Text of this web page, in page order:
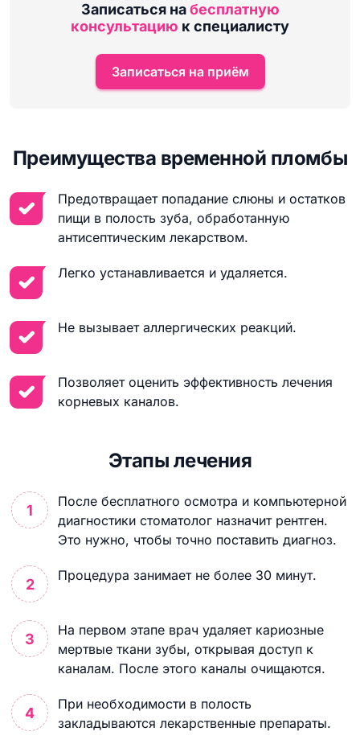
Записаться набесплатную
консультацию к специалисту
Записаться на приём
Преимущества временной пломбы
Предотвращает попадание слюны и остатков
пищи в полость зуба, обработанную
антисептическим лекарством.
Легко устанавливается и удаляется.
Не вызывает аллергических реакций.
Позволяет оценить эффективность лечения
корневых каналов.
Этапы лечения
После бесплатного осмотра и компьютерной
диагностики стоматолог назначит рентген.
Это нужно, чтобы точно поставить диагноз.
Процедура занимает не более 30 минут.
На первом этапе врач удаляет кариозные
мертвые ткани зубы, открывая доступ к
каналам. После этого каналы очищаются.
При необходимости в полость
закладываются лекарственные препараты.